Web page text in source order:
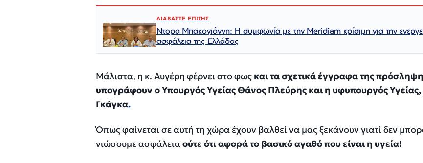
ΔΙΑΒΑΣΤΕ ΕΠΙΣΗΣ
Ντορα Μπακογιάννη: Η συμφωνία με την Meridiam κρίσιμη για την
ασφάλεια της Ελλάδας
Μάλιστα, η κ. Αυγέρη φέρνει στο φως και τα σχετικά έγγραφα της
υπογράφουν ο Υπουργός Υγείας Θάνος Πλεύρης και η υφυπουργός
Γκάγκα.
Όπως φαίνεται σε αυτή τη χώρα έχουν βαλθεί να μας ξεκάνουν γιατί δεν
νιώσουμε ασφάλειαούτε ότι αφορά το βασικό αγαθό που είναι η υγεία!